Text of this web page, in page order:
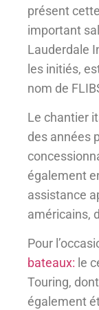
présent
important
Lauderdale
les initiés,
nom de
Le chantier
des années
également
assistance
américains,
Pour
bateaux: le
Touring,
également